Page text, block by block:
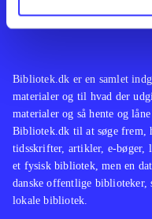
Bibliotek.dk er en samlet
materialer og til hvad der
materialer og så hente og
Bibliotek.dk til at søge frem,
tidsskrifter, artikler, e-bøger,
et fysisk bibliotek, men en
danske offentlige
lokale bibliotek.